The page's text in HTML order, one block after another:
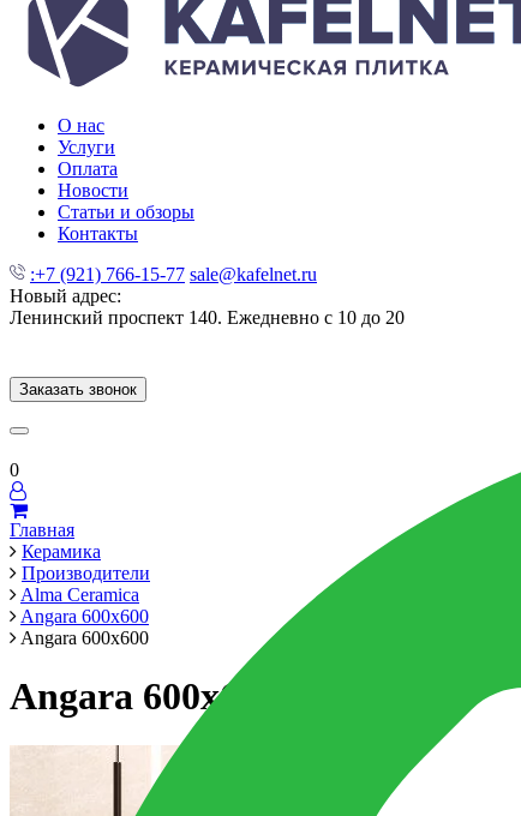
О нас
Услуги
Оплата
Новости
Статьи и обзоры
Контакты
:+7 (921) 766-15-77 sale@kafelnet.ru
Новый адрес:
Ленинский проспект 140. Ежедневно с 10 до 20
Заказать звонок
0
Главная
Керамика
Производители
Alma Ceramica
Angara 600x600
Angara 600x600
Angara 600x600